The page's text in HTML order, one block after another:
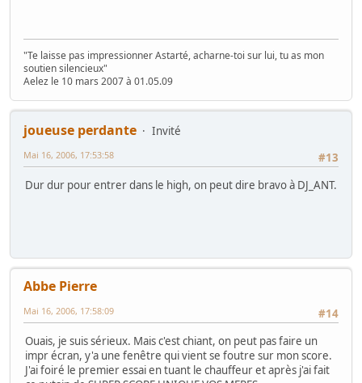
"Te laisse pas impressionner Astarté, acharne-toi sur lui, tu as mon
soutien silencieux"
Aelez le 10 mars 2007 à 01.05.09
joueuse perdante
Invité
#13
Mai 16, 2006, 17:53:58
Dur dur pour entrer dans le high, on peut dire bravo à DJ_ANT.
Abbe Pierre
#14
Mai 16, 2006, 17:58:09
Ouais, je suis sérieux. Mais c'est chiant, on peut pas faire un
impr écran, y'a une fenêtre qui vient se foutre sur mon score.
J'ai foiré le premier essai en tuant le chauffeur et après j'ai fait